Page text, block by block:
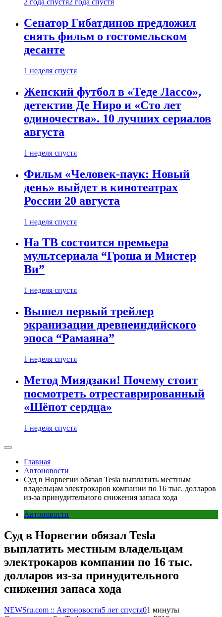
2 года спустя2 года спустя
Сенатор Гибатдинов предложил
снять фильм о гостомельском
десанте
1 неделя спустя
Женский футбол в «Теде Лассо»,
детектив Де Ниро и «Сто лет
одиночества». 10 лучших сериалов
августа
1 неделя спустя
Фильм «Человек-паук: Новый
день» выйдет в кинотеатрах
России 20 августа
1 неделя спустя
На ТВ состоится премьера
мультсериала “Гроша и Мистер
Ви”
1 неделя спустя
Вышел первый трейлер
экранизации древнеиндийского
эпоса “Рамаяна”
1 неделя спустя
Метод Миядзаки! Почему стоит
посмотреть отреставрированный
«Шёпот сердца»
1 неделя спустя
Главная
Автоновости
Суд в Норвегии обязал Tesla выплатить местным
владельцам электрокаров компании по 16 тыс. долларов
из-за принудительного снижения запаса хода
Автоновости
Суд в Норвегии обязал Tesla
выплатить местным владельцам
электрокаров компании по 16 тыс.
долларов из-за принудительного
снижения запаса хода
NEWSru.com :: Автоновости5 лет спустя01 минуты